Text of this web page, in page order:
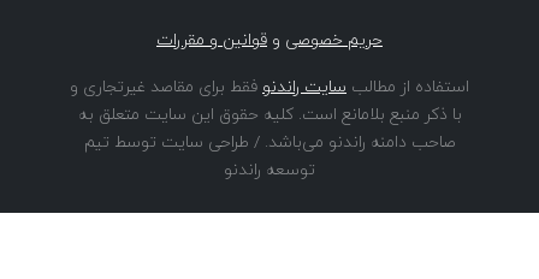
حریم خصوصی و قوانین و مقررات
استفاده از مطالب سایت راندنو فقط برای مقاصد غیرتجاری و
با ذکر منبع بلامانع است. کلیه حقوق این سایت متعلق به
صاحب دامنه راندنو می‌باشد. / طراحی سایت توسط تیم
توسعه راندنو